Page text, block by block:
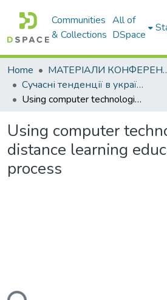
Communities
& Collections
All of
DSpace
Home
Сучасні тенденції в українській і світовій гуманітаристиці
Using computer technologies in the distance learning educational process
Using computer
distance learning
process